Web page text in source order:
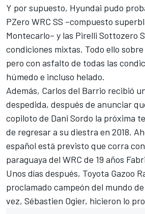
Y por supuesto, Hyundai pudo
PZero WRC SS –compuesto
Montecarlo– y las Pirelli Sottozero
condiciones mixtas. Todo ello
pero con asfalto de todas las
húmedo e incluso helado.
Además, Carlos del Barrio recibió
despedida, después de anunciar
copiloto de Dani Sordo la próxima
de regresar a su diestra en 2018.
español está previsto que corra
paraguaya del WRC de 19 años
Unos días después, Toyota Gazoo
proclamado campeón del mundo
vez, Sébastien Ogier, hicieron lo